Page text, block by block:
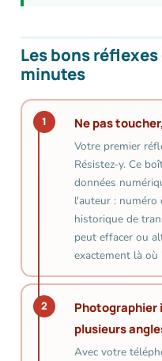
Les bons
minutes
1 Ne pas
Votre premier
Résistez-y. Ce
données
l'auteur : numéro
historique de
peut effacer ou
exactement là où
2
plusieurs
Avec votre